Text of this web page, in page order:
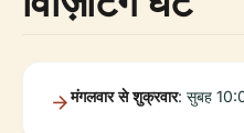
मंगलवार से शुक्रवार: सुबह